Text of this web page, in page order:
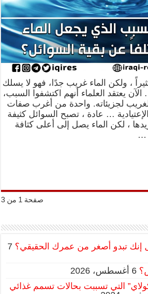
، ولكن الماء غريب جدًا، فهو لا يسلك
يعتقد العلماء أنهم اكتشفوا السبب،
لجزيئاته. واحدة من أغرب صفات
… عادة ، تصبح السوائل كثيفة
، لكن الماء يصل إلى أعلى كثافة
صفحة 1 من 3
تبدو أصغر من عمرك الحقيقي؟ 7
6 أغسطس، 2026
التي تسببت بحالات تسمم غذائي